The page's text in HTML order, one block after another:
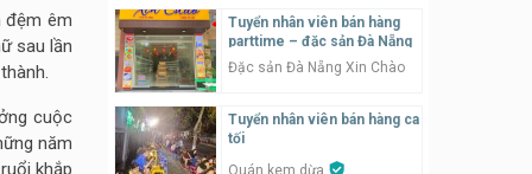
đệm êm
sau lần
cuộc
năm
khắp
Tuyển nhân viên bán hàng
parttime – đặc sản Đà Nẵng
Đặc sản Đà Nẵng Xin Chào
Tuyển nhân viên bán hàng ca
tối